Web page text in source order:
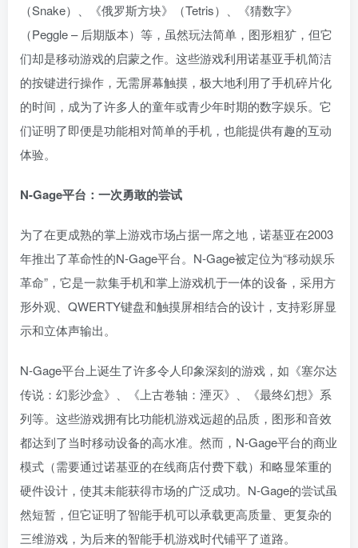
（Snake）、《俄罗斯方块》（Tetris）、《猜数字》
（Peggle – 后期版本）等，虽然玩法简单，图形粗犷，但它
们却是移动游戏的启蒙之作。这些游戏利用诺基亚手机简洁
的按键进行操作，无需屏幕触摸，极大地利用了手机碎片化
的时间，成为了许多人的童年或青少年时期的数字娱乐。它
们证明了即便是功能相对简单的手机，也能提供有趣的互动
体验。
N-Gage平台：一次勇敢的尝试
为了在更成熟的掌上游戏市场占据一席之地，诺基亚在2003
年推出了革命性的N-Gage平台。N-Gage被定位为“移动娱乐
革命”，它是一款集手机和掌上游戏机于一体的设备，采用方
形外观、QWERTY键盘和触摸屏相结合的设计，支持彩屏显
示和立体声输出。
N-Gage平台上诞生了许多令人印象深刻的游戏，如《塞尔达
传说：幻影沙盒》、《上古卷轴：湮灭》、《最终幻想》系
列等。这些游戏拥有比功能机游戏远超的品质，图形和音效
都达到了当时移动设备的高水准。然而，N-Gage平台的商业
模式（需要通过诺基亚的在线商店付费下载）和略显笨重的
硬件设计，使其未能获得市场的广泛成功。N-Gage的尝试虽
然短暂，但它证明了智能手机可以承载更高质量、更复杂的
三维游戏，为后来的智能手机游戏时代铺平了道路。